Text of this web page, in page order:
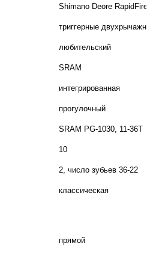
Shimano Deore RapidFire
триггерные двухрычажные
любительский
SRAM
интегрированная
прогулочный
SRAM PG-1030, 11-36T
10
2, число зубьев 36-22
классическая
прямой